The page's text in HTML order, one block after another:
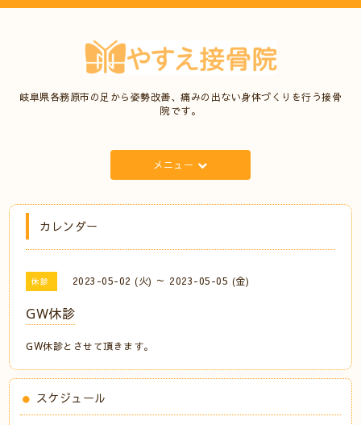
岐阜県各務原市の足から姿勢改善、痛みの出ない身体づくりを行う接骨
院です。
メニュー
カレンダー
休診 2023-05-02 (火) ～ 2023-05-05 (金)
GW休診
GW休診とさせて頂きます。
スケジュール